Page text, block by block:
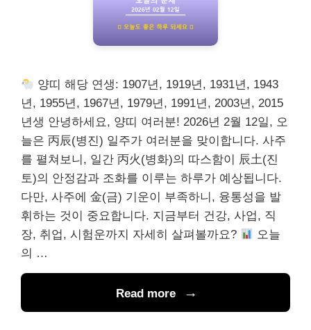
양띠 해당 연생: 1907년, 1919년, 1931년, 1943
년, 1955년, 1967년, 1979년, 1991년, 2003년, 2015
년생 안녕하세요, 양띠 여러분! 2026년 2월 12일, 오
늘은 丙辰(병진) 일주가 여러분을 맞이합니다. 사주
를 펼쳐보니, 일간 丙火(병화)의 따스함이 辰土(진
토)의 안정감과 조화를 이루는 하루가 예상됩니다.
다만, 사주에 金(금) 기운이 부족하니, 융통성을 발
휘하는 것이 중요합니다. 지금부터 건강, 사업, 직
장, 취업, 시험운까지 자세히 살펴볼까요?
오늘
의 …
Read more